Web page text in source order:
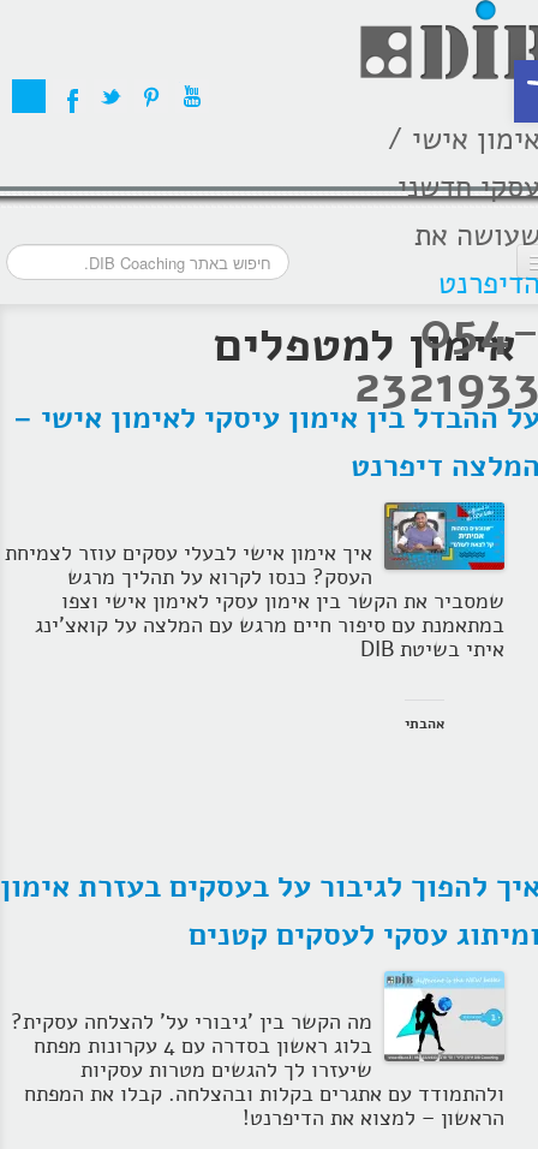
אישי /
חדשני
את
מסלולי אימון
אודות
הרצאות
בלוג קואצ'ינג
אימון למטפלים
ההבדל בין אימון עיסקי לאימון אישי –
דיפרנט
איך אימון אישי לבעלי עסקים עוזר לצמיחת
העסק? כנסו לקרוא על תהליך מרגש
שמסביר את הקשר בין אימון עסקי לאימון אישי וצפו
במתאמנת עם סיפור חיים מרגש עם המלצה על קואצ'ינג
איתי בשיטת DIB
אהבתי
להפוך לגיבור על בעסקים בעזרת אימון
עסקי לעסקים קטנים
מה הקשר בין 'גיבורי על' להצלחה עסקית?
בלוג ראשון בסדרה עם 4 עקרונות מפתח
שיעזרו לך להגשים מטרות עסקיות
ולהתמודד עם אתגרים בקלות ובהצלחה. קבלו את המפתח
הראשון – למצוא את הדיפרנט!